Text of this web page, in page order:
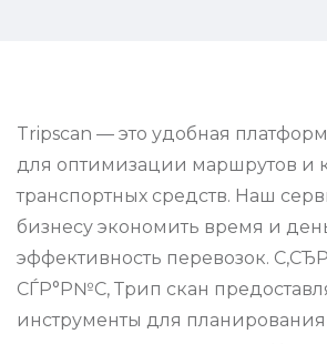
Tripscan — это удобная
для оптимизации маршрутов и
транспортных средств. Наш
бизнесу экономить время и
эффективность перевозок.
СЃР°Р№С‚ Трип скан
инструменты для